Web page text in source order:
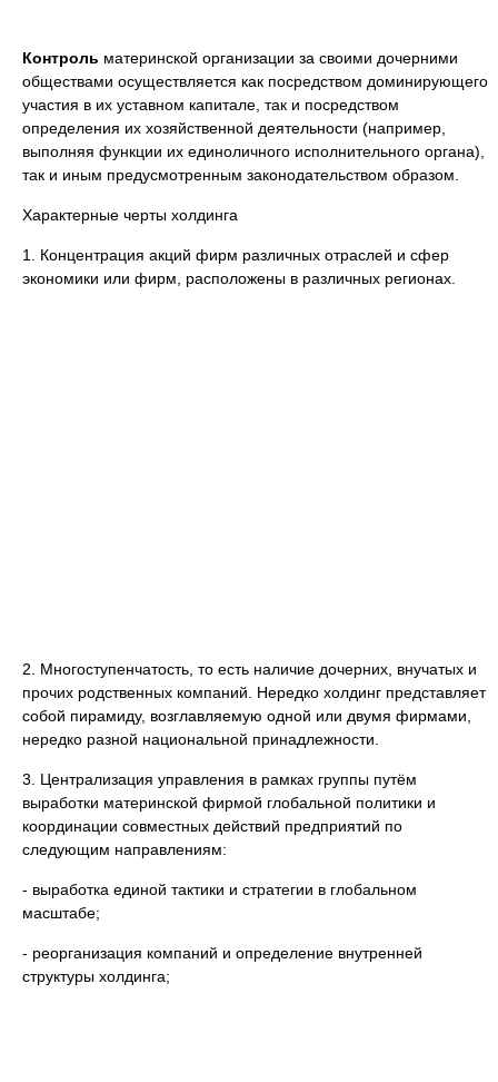
Контроль материнской организации за своими дочерними
обществами осуществляется как посредством доминирующего
участия в их уставном капитале, так и посредством
определения их хозяйственной деятельности (например,
выполняя функции их единоличного исполнительного органа),
так и иным предусмотренным законодательством образом.
Характерные черты холдинга
1. Концентрация акций фирм различных отраслей и сфер
экономики или фирм, расположены в различных регионах.
2. Многоступенчатость, то есть наличие дочерних, внучатых и
прочих родственных компаний. Нередко холдинг представляет
собой пирамиду, возглавляемую одной или двумя фирмами,
нередко разной национальной принадлежности.
3. Централизация управления в рамках группы путём
выработки материнской фирмой глобальной политики и
координации совместных действий предприятий по
следующим направлениям:
- выработка единой тактики и стратегии в глобальном
масштабе;
- реорганизация компаний и определение внутренней
структуры холдинга;